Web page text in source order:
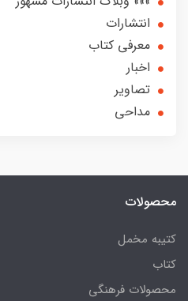
انتشارات
معرفی کتاب
اخبار
تصاویر
مداحی
محصولات
کتیبه مخمل
کتاب
محصولات فرهنگی